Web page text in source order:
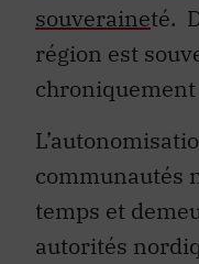
souveraineté.
région est
communautés
temps et
autorités